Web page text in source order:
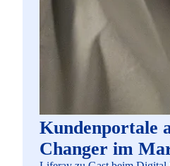
Kundenportale
Changer im